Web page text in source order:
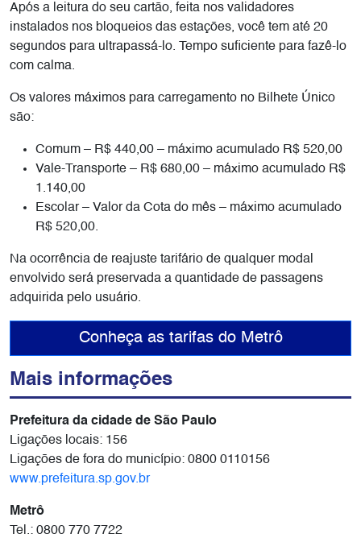
Após a leitura do seu cartão, feita nos validadores
instalados nos bloqueios das estações, você tem até 20
segundos para ultrapassá-lo. Tempo suficiente para fazê-lo
com calma.
Os valores máximos para carregamento no Bilhete Único
são:
Comum – R$ 440,00 – máximo acumulado R$ 520,00
Vale-Transporte – R$ 680,00 – máximo acumulado R$
1.140,00
Escolar – Valor da Cota do mês – máximo acumulado
R$ 520,00.
Na ocorrência de reajuste tarifário de qualquer modal
envolvido será preservada a quantidade de passagens
adquirida pelo usuário.
Conheça as tarifas do Metrô
Mais informações
Prefeitura da cidade de São Paulo
Ligações locais: 156
Ligações de fora do município: 0800 0110156
www.prefeitura.sp.gov.br
Metrô
Tel.: 0800 770 7722